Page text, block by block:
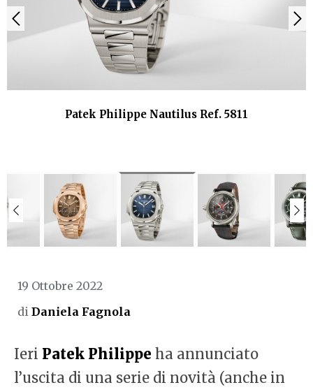
Patek Philippe Nautilus Ref. 5811
19 Ottobre 2022
di Daniela Fagnola
Ieri Patek Philippe ha annunciato
l’uscita di una serie di novità (anche in